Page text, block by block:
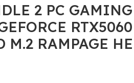
2 PC
M.2 RAMPAGE